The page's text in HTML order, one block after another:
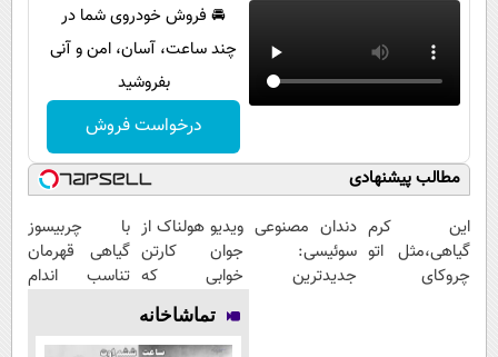
🚘 فروش خودروی شما در
چند ساعت، آسان، امن و آنی
بفروشید
درخواست فروش
مطالب پیشنهادی
این کرم
گیاهی،مثل اتو
چروکای
دندان مصنوعی
سوئیسی:
جدیدترین
ویدیو هولناک از
جوان کارتن
خوابی که
میلیاردر شد.
آموزش رایگان
با چربیسوز
گیاهی قهرمان
تناسب اندام
تماشاخانه